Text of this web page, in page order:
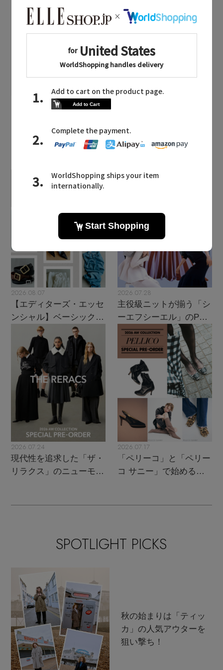
ピアス・イヤリング ネックレス
バングル・ブレスレット
Whim Gazette(ウィム ガゼット)のスポーツ
LATEST TOPICS
2026.08.07
【エディターズ・エッセ
ンシャル】ベーシックと
トレンドが交差する16の
2026.07.28
主役級ニットが揃う「シ
ーエフシーエル」のPOP
UPがスタート
2026.07.24
現代性を追求した「ザ・
リラクス」のニューモダ
2026.07.17
「ペリーコ」と「ペリー
コ サニー」で始める秋
SPOTLIGHT PICKS
秋の始まりは「ティッ
カ」の人気アウターを
狙い撃ち！